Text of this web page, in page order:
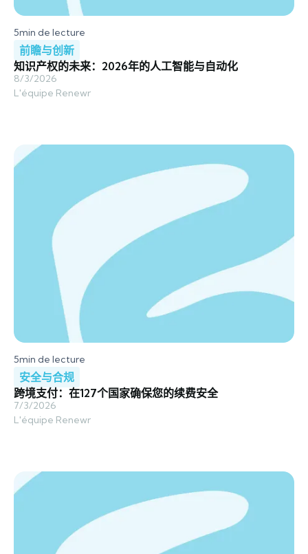
前瞻与创新
5min de lecture
知识产权的未来：2026年的人工智能与自动化
L'équipe Renewr
8/3/2026
安全与合规
5min de lecture
跨境支付：在127个国家确保您的续费安全
L'équipe Renewr
7/3/2026